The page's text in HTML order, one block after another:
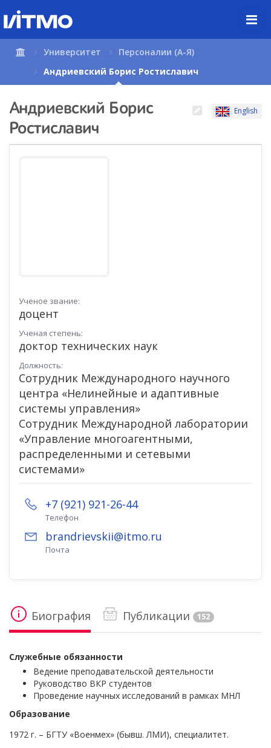
содержимому
страницы.
Университет
Персоналии (А-Я)
Андриевский Борис Ростиславич
Андриевский Борис
Ростиславич
English
Ученое звание:
доцент
Ученая степень:
доктор технических наук
Должность:
Сотрудник Международного научного
центра «Нелинейные и адаптивные
системы управления»
Сотрудник Международной лаборатории
«Управление многоагентными,
распределенными и сетевыми
системами»
+7 (921) 921-26-44
Телефон
brandrievskii@itmo.ru
Почта
Биография Публикации 152
Служебные обязанности
Ведение преподавательской деятельности
Руководство ВКР студентов
Проведение научных исследований в рамках МНЛ
Образование
1972 г. – БГТУ «Военмех» (бывш. ЛМИ), специалитет.